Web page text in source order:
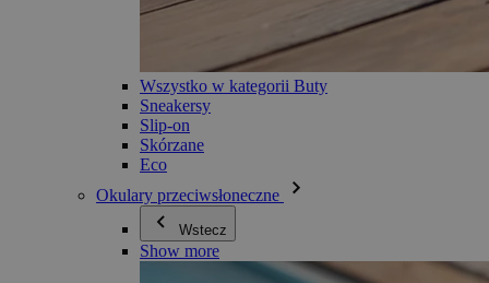
Wszystko w kategorii Buty
Sneakersy
Slip-on
Skórzane
Eco
Okulary przeciwsłoneczne
Wstecz
Show more